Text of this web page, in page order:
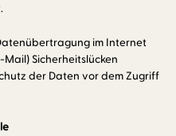
im Internet
Mail) Sicherheitslücken
der Daten vor dem Zugriff